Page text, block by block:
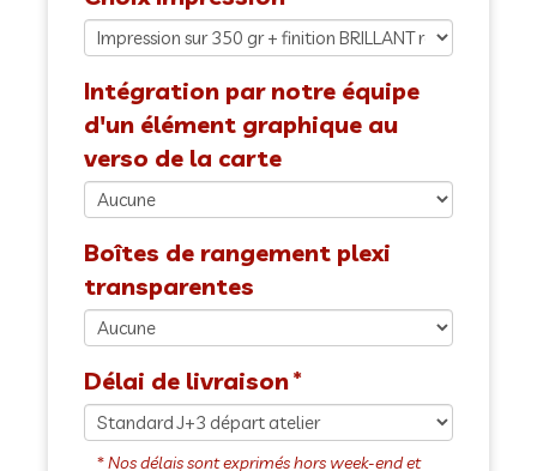
Intégration par notre équipe
d'un élément graphique au
verso de la carte
Boîtes de rangement plexi
transparentes
Délai de livraison